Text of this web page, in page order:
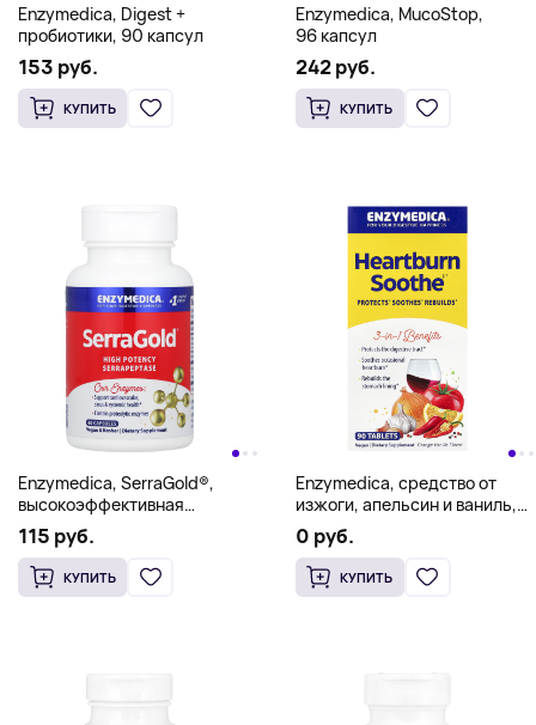
Enzymedica, Digest +
пробиотики, 90 капсул
153 руб.
КУПИТЬ
Enzymedica, MucoStop,
96 капсул
242 руб.
КУПИТЬ
Enzymedica, SerraGold®,
высокоэффективная
серрапептаза, 60 капсул
115 руб.
КУПИТЬ
Enzymedica, средство от
изжоги, апельсин и ваниль,
90 таблеток
0 руб.
КУПИТЬ